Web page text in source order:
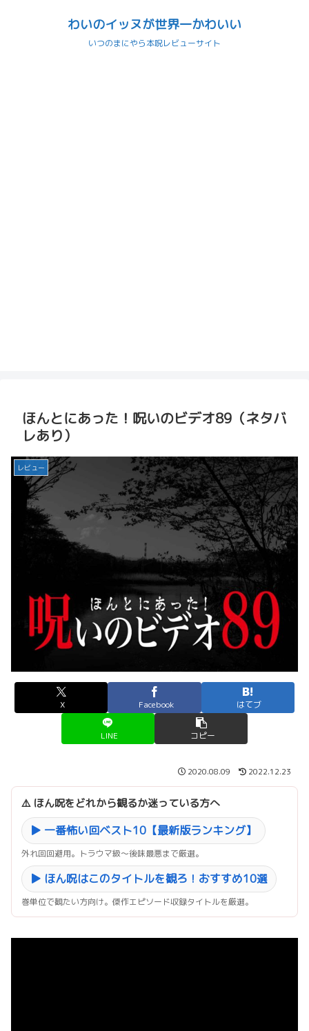
わいのイッヌが世界一かわいい
いつのまにやら本呪レビューサイト
ほんとにあった！呪いのビデオ89（ネタバ
レあり）
レビュー
X Facebook はてブ
LINE コピー
2020.08.09 2022.12.23
⚠️ ほん呪をどれから観るか迷っている方へ
▶ 一番怖い回ベスト10【最新版ランキング】
外れ回回避用。トラウマ級〜後味最悪まで厳選。
▶ ほん呪はこのタイトルを観ろ！おすすめ10選
巻単位で観たい方向け。傑作エピソード収録タイトルを厳選。